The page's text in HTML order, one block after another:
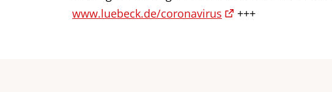
www.luebeck.de/coronavirus
+++